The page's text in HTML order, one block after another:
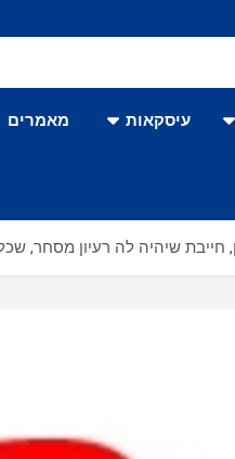
עיסקאות מאמרים
שיהיה לה רעיון מסחר,